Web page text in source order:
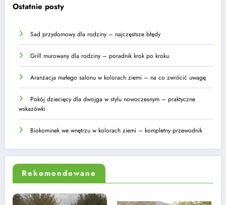
Ostatnie posty
Sad przydomowy dla rodziny – najczęstsze błędy
Grill murowany dla rodziny – poradnik krok po kroku
Aranżacja małego salonu w kolorach ziemi – na co zwrócić uwagę
Pokój dziecięcy dla dwojga w stylu nowoczesnym – praktyczne
wskazówki
Biokominek we wnętrzu w kolorach ziemi – kompletny przewodnik
Rekomendowane